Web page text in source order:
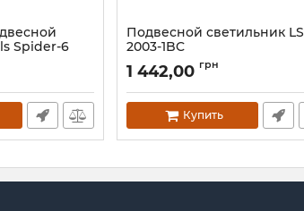
Spider-6
Подвесной светильник LS
2003-1BC
Артикул: 25870
1 442,00 грн
Купить